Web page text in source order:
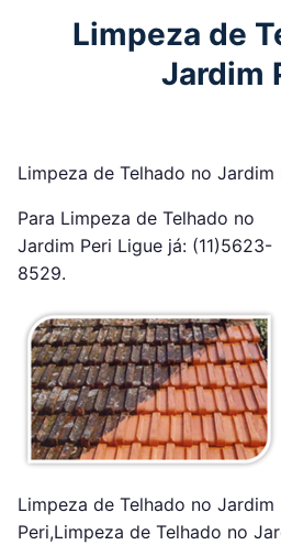
Limpeza de
Jardim
Limpeza de Telhado no Jardim
Para Limpeza de Telhado no
Jardim Peri Ligue já: (11)5623-
8529.
Limpeza de Telhado no Jardim
Peri,Limpeza de Telhado no